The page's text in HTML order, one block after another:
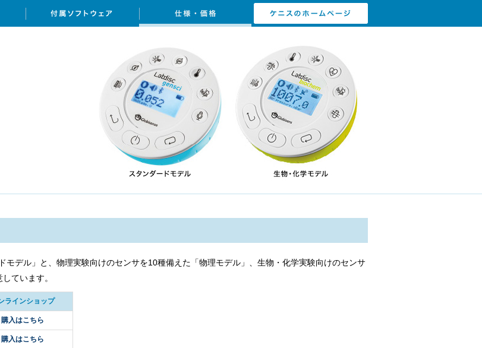
デル」と、物理実験向けのセンサを10種備えた「物理モデル」、生物・化学実験向けのセンサ
ています。
ラインショップ
購入はこちら
購入はこちら